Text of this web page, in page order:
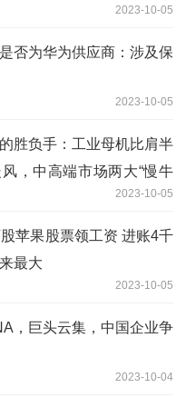
2023-10-05
否为华为供应商：涉及保
2023-10-05
胜负手：工业母机比肩半
，中高端市场两大“慢牛
2023-10-05
苹果股票领工资 进账4千
最大
2023-10-05
，巨头云集，中国企业争
2023-10-04